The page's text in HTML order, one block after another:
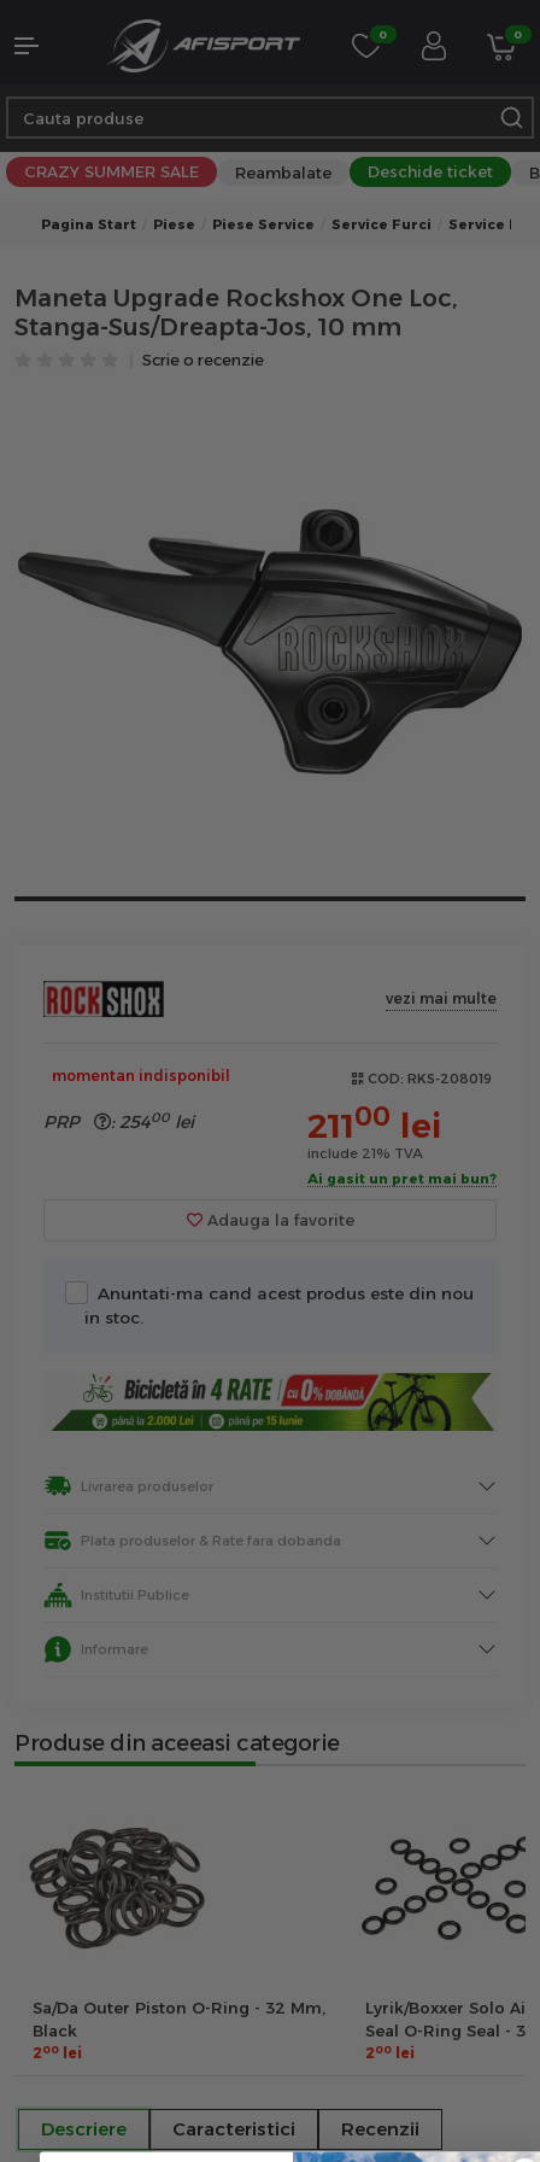
0 0
CRAZY SUMMER SALE Reambalate Deschide ticket
Pagina Start Piese Piese Service Service Furci Service
Maneta Upgrade Rockshox One Loc,
Stanga-Sus/Dreapta-Jos, 10 mm
Scrie o recenzie
vezi mai multe
momentan indisponibil COD: RKS-208019
PRP :25400 lei 21100 lei
include 21% TVA
Ai gasit un pret mai bun?
Adauga la favorite
Anuntati-ma cand acest produs este din nou
in stoc.
Livrarea produselor
Plata produselor & Rate fara dobanda
Institutii Publice
Informare
Produse din aceeasi categorie
Sa/Da Outer Piston O-Ring - 32 Mm,
Black
200 lei
Lyrik/Boxxer Solo Air
Seal O-Ring Seal -
200 lei
Descriere Caracteristici Recenzii